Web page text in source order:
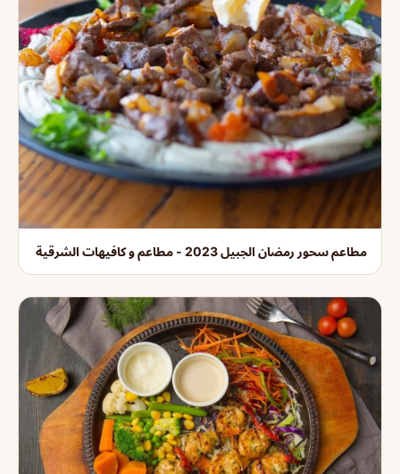
مطاعم سحور رمضان الجبيل 2023 - مطاعم و كافيهات الشرقية